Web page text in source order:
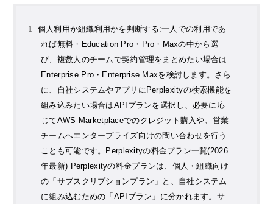
個人利用か組織利用かを判断する:一人での利用であ
れば無料・Education Pro・Pro・Maxの中から選
び、複数人のチームで契約管理をまとめたい場合は
Enterprise Pro・Enterprise Maxを検討します。さら
に、自社システムやアプリにPerplexityの検索機能を
組み込みたい場合はAPIプランを選択し、必要に応
じてAWS Marketplaceでのクレジット購入や、営業
チームへエンタープライズ向けの問い合わせを行う
ことも可能です。Perplexityの料金プラン一覧(2026
年最新) Perplexityの料金プランは、個人・組織向け
の「サブスクリプションプラン」と、自社システム
に組み込むための「APIプラン」に分かれます。サ